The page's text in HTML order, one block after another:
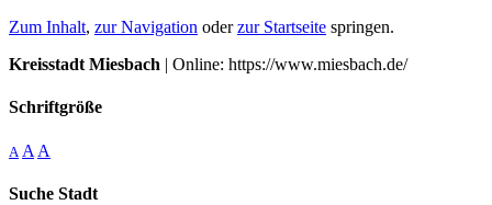
Zum Inhalt, zur Navigation oderzur Startseite springen.
Kreisstadt Miesbach | Online: https://www.miesbach.de/
Schriftgröße
A A A
Suche Stadt